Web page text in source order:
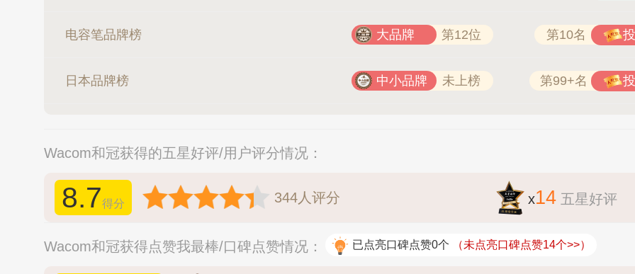
电容笔品牌榜 大品牌 第12位 第10名
日本品牌榜 中小品牌 未上榜 第99+名
Wacom和冠获得的五星好评/用户评分情况：
8.7得分 344人评分 x14 五星好评
Wacom和冠获得点赞我最棒/口碑点赞情况： 已点亮口碑点赞0个 （未点亮口碑点赞14个>>）